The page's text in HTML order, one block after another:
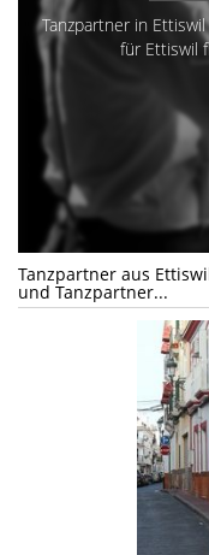
Tanzpartner in
für Ettiswil
Tanzpartner aus
und Tanzpartner...